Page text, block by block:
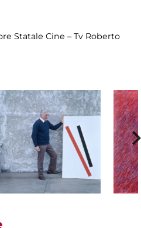
Statale Cine – Tv Roberto